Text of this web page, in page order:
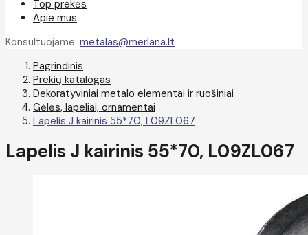
Top prekės
Apie mus
Konsultuojame: metalas@merlana.lt
Pagrindinis
Prekių katalogas
Dekoratyviniai metalo elementai ir ruošiniai
Gėlės, lapeliai, ornamentai
Lapelis J kairinis 55*70, L09ZL067
Lapelis J kairinis 55*70, L09ZL067